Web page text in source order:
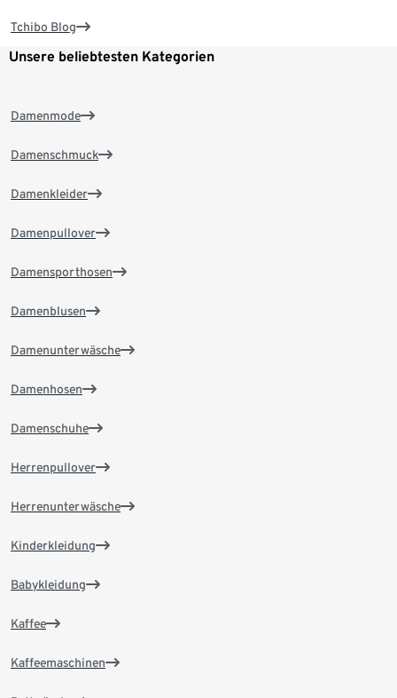
Tchibo Blog
Unsere beliebtesten Kategorien
Damenmode
Damenschmuck
Damenkleider
Damenpullover
Damensporthosen
Damenblusen
Damenunterwäsche
Damenhosen
Damenschuhe
Herrenpullover
Herrenunterwäsche
Kinderkleidung
Babykleidung
Kaffee
Kaffeemaschinen